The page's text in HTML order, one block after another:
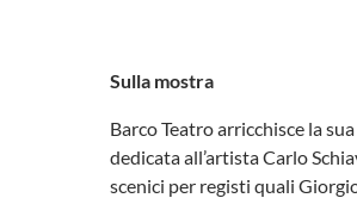
Sulla mostra
Barco Teatro arricchisce la
dedicata all’artista Carlo
scenici per registi quali